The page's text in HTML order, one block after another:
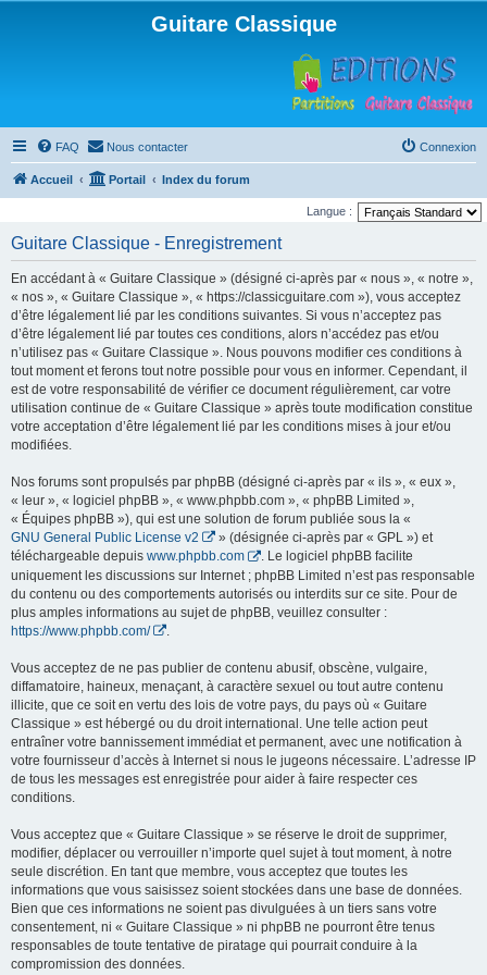
Guitare Classique
FAQ Nous contacter Connexion
Accueil Portail Index du forum
Langue :
Guitare Classique - Enregistrement
En accédant à « Guitare Classique » (désigné ci-après par « nous », « notre »,
« nos », « Guitare Classique », « https://classicguitare.com »), vous acceptez
d’être légalement lié par les conditions suivantes. Si vous n’acceptez pas
d’être légalement lié par toutes ces conditions, alors n’accédez pas et/ou
n’utilisez pas « Guitare Classique ». Nous pouvons modifier ces conditions à
tout moment et ferons tout notre possible pour vous en informer. Cependant, il
est de votre responsabilité de vérifier ce document régulièrement, car votre
utilisation continue de « Guitare Classique » après toute modification constitue
votre acceptation d’être légalement lié par les conditions mises à jour et/ou
modifiées.
Nos forums sont propulsés par phpBB (désigné ci-après par « ils », « eux »,
« leur », « logiciel phpBB », « www.phpbb.com », « phpBB Limited »,
« Équipes phpBB »), qui est une solution de forum publiée sous la «
GNU General Public License v2
» (désignée ci-après par « GPL ») et
téléchargeable depuis www.phpbb.com
. Le logiciel phpBB facilite
uniquement les discussions sur Internet ; phpBB Limited n’est pas responsable
du contenu ou des comportements autorisés ou interdits sur ce site. Pour de
plus amples informations au sujet de phpBB, veuillez consulter :
https://www.phpbb.com/
Vous acceptez de ne pas publier de contenu abusif, obscène, vulgaire,
diffamatoire, haineux, menaçant, à caractère sexuel ou tout autre contenu
illicite, que ce soit en vertu des lois de votre pays, du pays où « Guitare
Classique » est hébergé ou du droit international. Une telle action peut
entraîner votre bannissement immédiat et permanent, avec une notification à
votre fournisseur d’accès à Internet si nous le jugeons nécessaire. L’adresse IP
de tous les messages est enregistrée pour aider à faire respecter ces
conditions.
Vous acceptez que « Guitare Classique » se réserve le droit de supprimer,
modifier, déplacer ou verrouiller n’importe quel sujet à tout moment, à notre
seule discrétion. En tant que membre, vous acceptez que toutes les
informations que vous saisissez soient stockées dans une base de données.
Bien que ces informations ne soient pas divulguées à un tiers sans votre
consentement, ni « Guitare Classique » ni phpBB ne pourront être tenus
responsables de toute tentative de piratage qui pourrait conduire à la
compromission des données.